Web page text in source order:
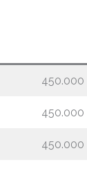
450.000
450.000
450.000